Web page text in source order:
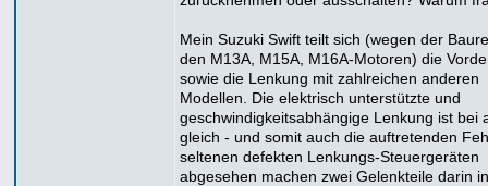
Mein Suzuki Swift teilt sich (wegen der
den M13A, M15A, M16A-Motoren) die
sowie die Lenkung mit zahlreichen anderen
Modellen. Die elektrisch unterstützte und
geschwindigkeitsabhängige Lenkung ist bei
gleich - und somit auch die auftretenden
seltenen defekten Lenkungs-Steuergeräten
abgesehen machen zwei Gelenkteile darin in